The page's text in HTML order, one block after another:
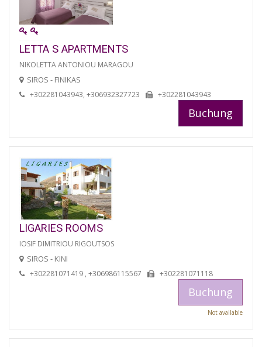
LETTA S APARTMENTS
NIKOLETTA ANTONIOU MARAGOU
SIROS - FINIKAS
+302281043943, +306932327723 +302281043943
Buchung
LIGARIES ROOMS
IOSIF DIMITRIOU RIGOUTSOS
SIROS - KINI
+302281071419 , +306986115567 +302281071118
Buchung
Not available